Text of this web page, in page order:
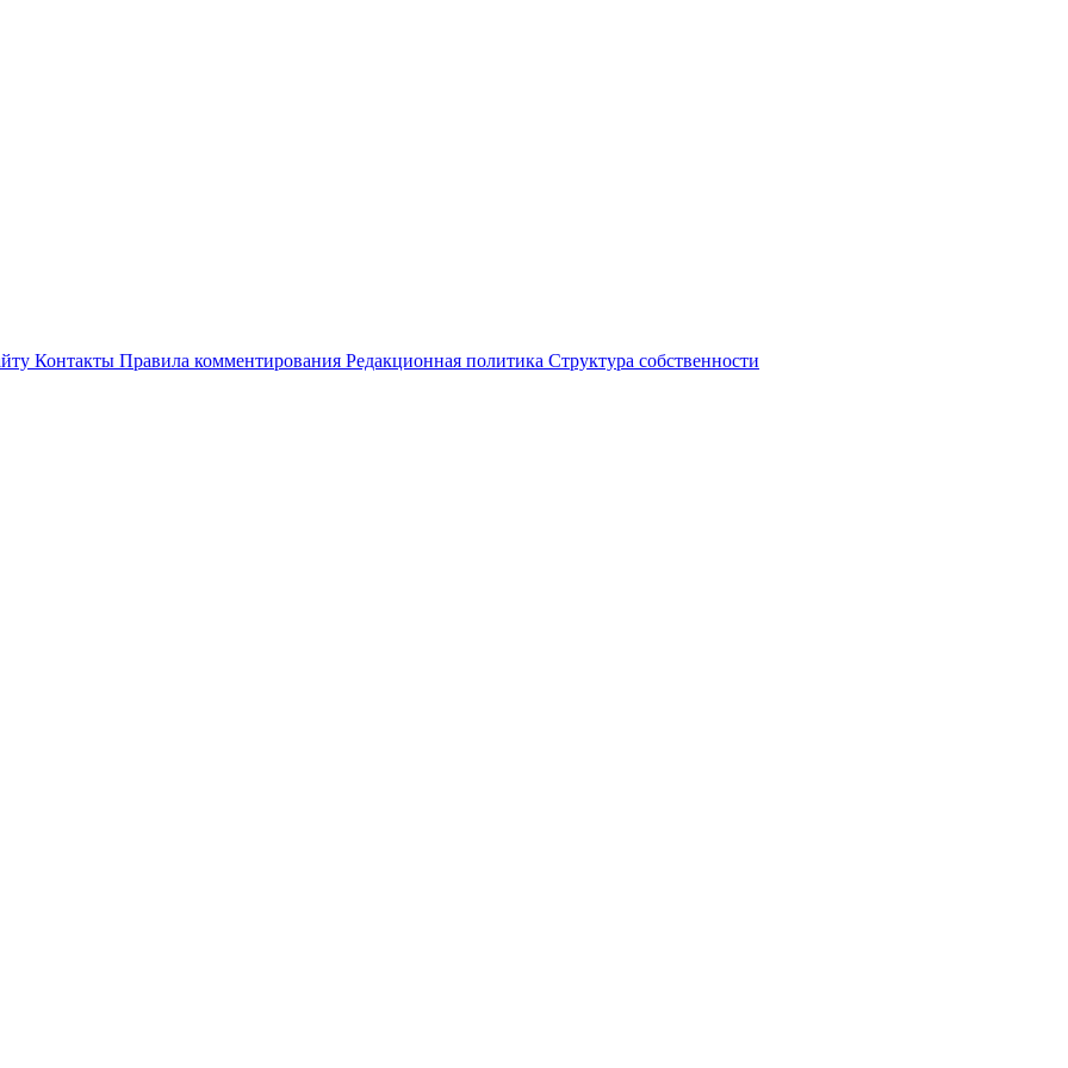
Контакты Правила комментирования Редакционная политика Структура собственности